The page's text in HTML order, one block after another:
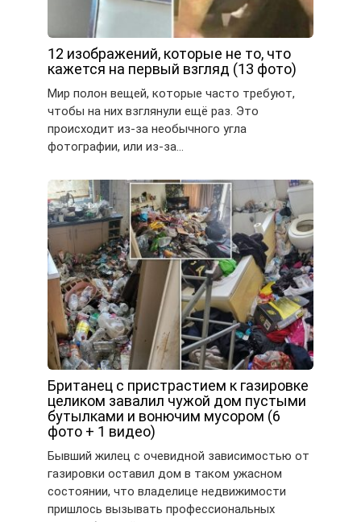
12 изображений, которые не то, что
кажется на первый взгляд (13 фото)
Мир полон вещей, которые часто требуют,
чтобы на них взглянули ещё раз. Это
происходит из-за необычного угла
фотографии, или из-за…
Британец с пристрастием к газировке
целиком завалил чужой дом пустыми
бутылками и вонючим мусором (6
фото + 1 видео)
Бывший жилец с очевидной зависимостью от
газировки оставил дом в таком ужасном
состоянии, что владелице недвижимости
пришлось вызывать профессиональных